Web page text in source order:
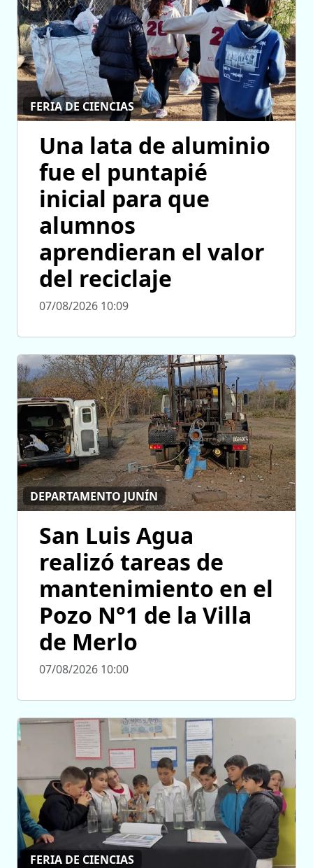
FERIA DE CIENCIAS
Una lata de aluminio
fue el puntapié
inicial para que
alumnos
aprendieran el valor
del reciclaje
07/08/2026 10:09
DEPARTAMENTO JUNÍN
San Luis Agua
realizó tareas de
mantenimiento en el
Pozo N°1 de la Villa
de Merlo
07/08/2026 10:00
FERIA DE CIENCIAS